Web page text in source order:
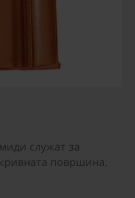
служат за
површина.